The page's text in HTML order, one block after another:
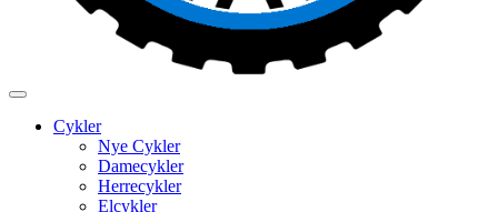
Cykler
Nye Cykler
Damecykler
Herrecykler
Elcykler